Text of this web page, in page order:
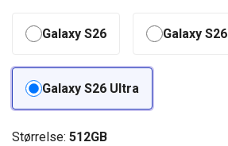
Galaxy S26 Galaxy
Galaxy S26 Ultra
Størrelse: 512GB